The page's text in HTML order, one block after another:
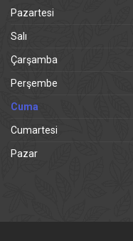
Pazartesi
Salı
Çarşamba
Perşembe
Cuma
Cumartesi
Pazar